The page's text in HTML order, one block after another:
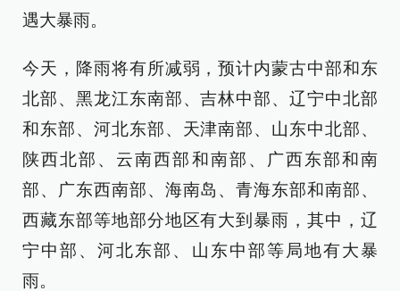
遇大暴雨。
今天，降雨将有所减弱，预计内蒙古中部和东
北部、黑龙江东南部、吉林中部、辽宁中北部
和东部、河北东部、天津南部、山东中北部、
陕西北部、云南西部和南部、广西东部和南
部、广东西南部、海南岛、青海东部和南部、
西藏东部等地部分地区有大到暴雨，其中，辽
宁中部、河北东部、山东中部等局地有大暴
雨。